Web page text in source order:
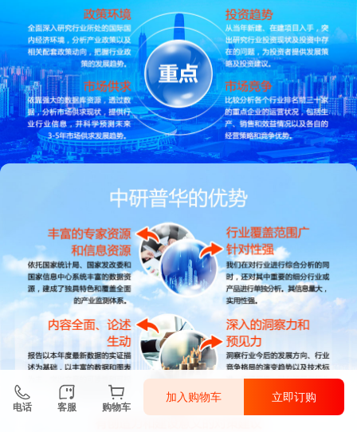
电话 客服 购物车
加入购物车 立即订购